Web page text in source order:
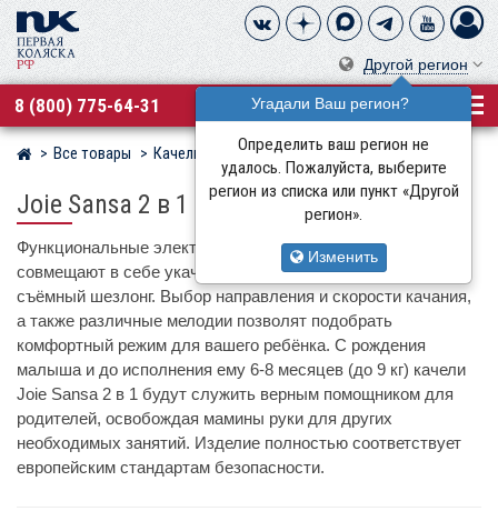
Другой регион
Угадали Ваш регион?
Определить ваш регион не
удалось. Пожалуйста, выберите
регион из списка или пункт «Другой
регион».
Изменить
8 (800) 775-64-31
Магазин детских колясок
Все товары Качели, шезлонги, коконы Joie
Joie Sansa 2 в 1
Функциональные электрокачели Joie Sansa 2в1 успешно
совмещают в себе укачивающую младенца качельку и
съёмный шезлонг. Выбор направления и скорости качания,
а также различные мелодии позволят подобрать
комфортный режим для вашего ребёнка. С рождения
малыша и до исполнения ему 6-8 месяцев (до 9 кг) качели
Joie Sansa 2 в 1 будут служить верным помощником для
родителей, освобождая мамины руки для других
необходимых занятий. Изделие полностью соответствует
европейским стандартам безопасности.